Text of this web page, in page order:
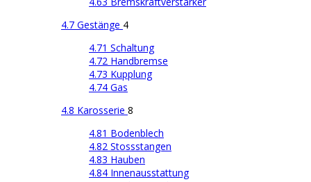
4.7 Gestänge 4
4.71 Schaltung
4.72 Handbremse
4.73 Kupplung
4.74 Gas
4.8 Karosserie 8
4.81 Bodenblech
4.82 Stossstangen
4.83 Hauben
4.84 Innenausstattung